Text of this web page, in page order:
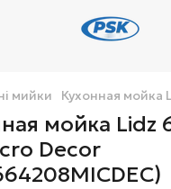
мийки Кухонная мойка
мойка Lidz
Decor